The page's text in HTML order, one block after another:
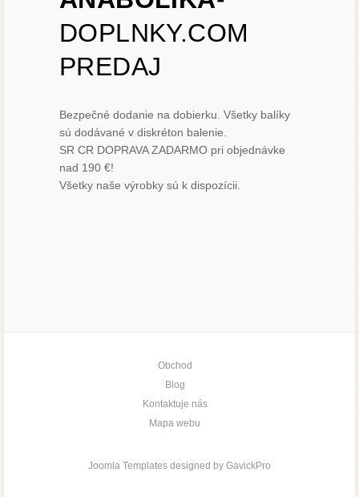
DOPLNKY.COM
PREDAJ
Bezpečné dodanie na dobierku. Všetky balíky
sú dodávané v diskréton balenie.
SR CR DOPRAVA ZADARMO pri objednávke
nad 190 €!
Všetky naše výrobky sú k dispozícii.
Obchod
Blog
Kontaktuje nás
Mapa webu
Joomla Templates designed by GavickPro